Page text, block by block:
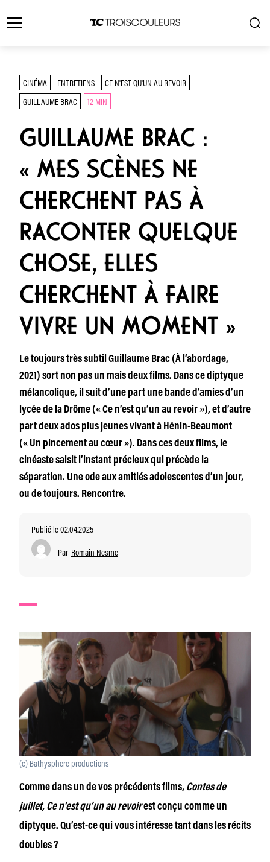
CINÉMA ENTRETIENS
CE N'EST QU'UN AU REVOIR
GUILLAUME BRAC
12 MIN
GUILLAUME BRAC :
« MES SCÈNES NE
CHERCHENT PAS À
RACONTER QUELQUE
CHOSE, ELLES
CHERCHENT À FAIRE
VIVRE UN MOMENT »
Le toujours très subtil Guillaume Brac (À l’abordage,
2021) sort non pas un mais deux films. Dans ce diptyque
mélancolique, il suit d’une part une bande d’amies d’un
lycée de la Drôme (« Ce n’est qu’un au revoir »), et d’autre
part deux ados plus jeunes vivant à Hénin-Beaumont
(« Un pincement au cœur »). Dans ces deux films, le
cinéaste saisit l’instant précieux qui précède la
séparation. Une ode aux amitiés adolescentes d’un jour,
ou de toujours. Rencontre.
Publié le 02.04.2025
Par Romain Nesme
(c) Bathysphere productions
Comme dans un de vos précédents films, Contes de
juillet, Ce n’est qu’un au revoirest conçu comme un
diptyque. Qu’est-ce qui vous intéresse tant dans les récits
doubles ?